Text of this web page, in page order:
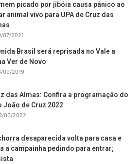
picado por jibóia causa pânico ao
animal vivo para UPA de Cruz das
07/2021
Brasil será reprisada no Vale a
Ver de Novo
09/2019
das Almas: Confira a programação do
João de Cruz 2022
06/2022
desaparecida volta para casa e
a campainha pedindo para entrar;